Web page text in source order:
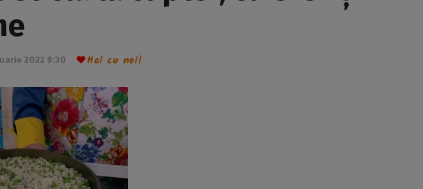
2022 9:30 Hai cu noi!